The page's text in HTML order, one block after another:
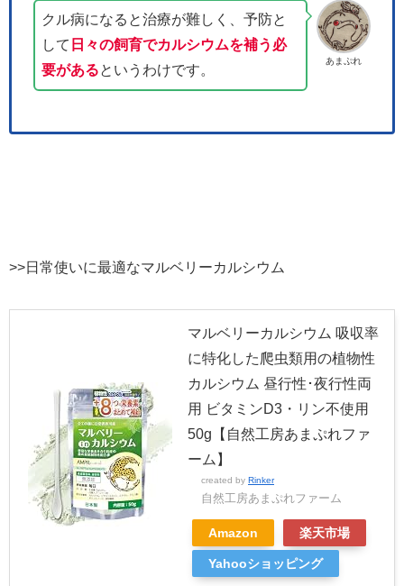
あまぷれ
クル病になると治療が難しく、予防と
して 日々の飼育でカルシウムを補う必
要があるというわけです。
>>日常使いに最適なマルベリーカルシウム
マルベリーカルシウム 吸収率
に特化した爬虫類用の植物性
カルシウム 昼行性･夜行性両
用 ビタミンD3・リン不使用
50g【自然工房あまぷれファ
ーム】
created by Rinker
自然工房あまぷれファーム
Amazon 楽天市場
Yahooショッピング